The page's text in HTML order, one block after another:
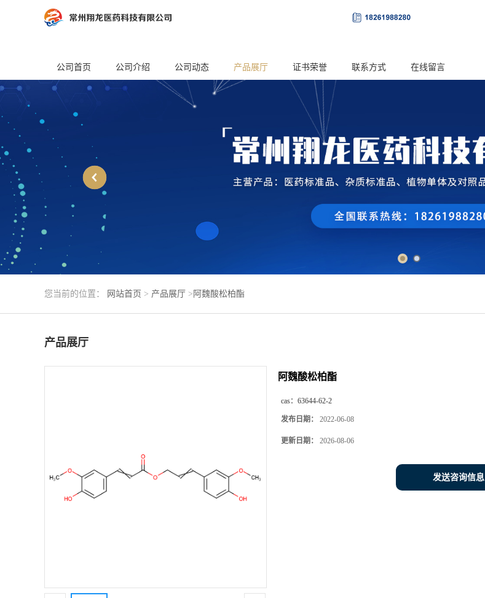
公司首页 公司介绍 公司动态 产品展厅 证书荣誉 联系方式 在线留言
您当前的位置： 网站首页 > 产品展厅 > 阿魏酸松柏酯
产品展厅
阿魏酸松柏酯
cas： 63644-62-2
发布日期： 2022-06-08
更新日期： 2026-08-06
发送咨询信息